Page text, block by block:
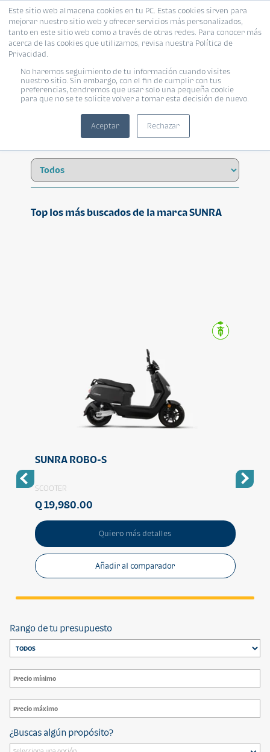
Este sitio web almacena cookies en tu PC. Estas cookies sirven para
mejorar nuestro sitio web y ofrecer servicios más personalizados,
tanto en este sitio web como a través de otras redes. Para conocer más
acerca de las cookies que utilizamos, revisa nuestra Política de
Privacidad.
No haremos seguimiento de tu información cuando visites
nuestro sitio. Sin embargo, con el fin de cumplir con tus
preferencias, tendremos que usar solo una pequeña cookie
para que no se te solicite volver a tomar esta decisión de nuevo.
Aceptar Rechazar
SUNRA
Top los más buscados de la marca SUNRA
SUNRA ROBO-S
SCOOTER
Q 19,980.00
Quiero más detalles
Añadir al comparador
SPORT
Rango de tu presupuesto
¿Buscas algún propósito?